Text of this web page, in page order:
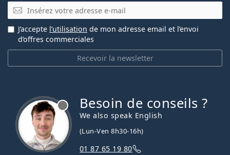
E-mail
Recevoir la newsletter
J’accepte l’utilisation de mon adresse email et l’envoi
d’offres commerciales
Besoin de conseils ?
We also speak English
(Lun-Ven 8h30-16h)
01 87 65 19 80